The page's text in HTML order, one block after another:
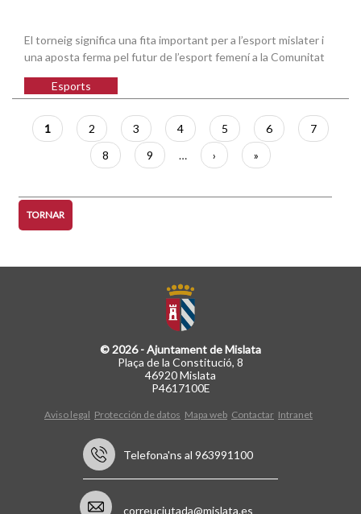
El torneig significa una fita important per a l’esport mislater i
una aposta ferma pel futur de l’esport femení a la Comunitat
Esports
Paginació
Pàgina
actual
1 Pàgina
2 Pàgina
3 Pàgina
4 Pàgina
5 Pàgina
6 Pàgina
7
Pàgina
8 Pàgina
9 …
Pàgina
següent
›
Última
pàgina
»
TORNAR
© 2026 - Ajuntament de Mislata
Plaça de la Constitució, 8
46920 Mislata
P4617100E
Aviso legal Protección de datos Mapa web Contactar Intranet
Telefona'ns al 963991100
correuciutada@mislata.es